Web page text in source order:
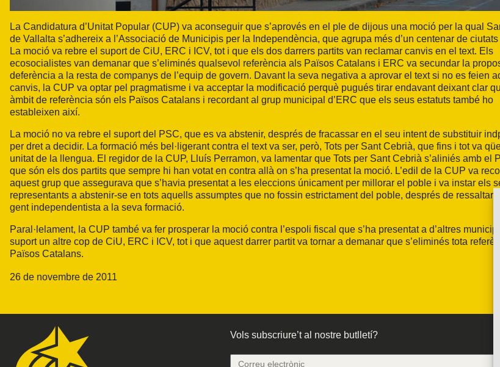
La Candidatura d’Unitat Popular (CUP) va aconseguir que s’aprovés en el ple de dijous una moció per la qual
de Vallalta s’adhereix a l’Associació de Municipis per la Independència, que agrupa més d’un centenar de
La moció va rebre el suport de CiU, ERC i ICV, tot i que els dos darrers partits van reclamar canvis en el text. Els
ecosocialistes van demanar que s’eliminés qualsevol referència als Països Catalans i ERC va secundar la
deferència a la resta de companys de l’equip de govern. Davant la seva negativa a aprovar el text si no es feien
canvis, la CUP va optar pel pragmatisme i va acceptar la modificació perquè pugués tirar endavant deixant clar
àmbit de referència són els Països Catalans i recordant al grup municipal d’ERC que els seus estatuts també ho
estableixen així.
La moció no va rebre el suport del PSC, que es va abstenir, després de fracassar en el seu intent de substituir
per dret a decidir. La formació més bel·ligerant contra el text va ser, però, Tots per Sant Cebrià, que fins i tot va
unitat de la llengua. El regidor de la CUP, Lluís Perramon, va lamentar que Tots per Sant Cebrià s’aliniés amb el
que són els dos partits que sempre hi han votat en contra allà on s’ha presentat la moció. L’edil de la CUP va
aquest grup que assegurava que s’havia presentat a les eleccions únicament per millorar el poble i va instar els
representants a abstenir-se en tots aquells assumptes que no fossin estrictament del poble, després de ressaltar
gent independentista a la seva formació.
Paral·lelament, la CUP també va fer prosperar la moció contra l’espoli fiscal que s’ha presentat a d’altres
suport un altre cop de CiU, ERC i ICV, tot i que aquest darrer partit va tornar a demanar que s’eliminés tota
Països Catalans.
26 de novembre de 2011
Vols subscriure’t al nostre butlletí?